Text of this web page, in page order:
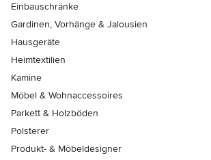
Einbauschränke
Gardinen, Vorhänge & Jalousien
Hausgeräte
Heimtextilien
Kamine
Möbel & Wohnaccessoires
Parkett & Holzböden
Polsterer
Produkt- & Möbeldesigner